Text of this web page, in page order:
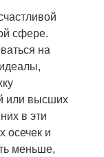
сфере.
на
или высших
в эти
осечек и
меньше,